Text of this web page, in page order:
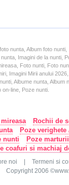
nunta, Album foto
Imagini de la nunti,
Foto nunti, Foto
Imagini Mirii anului
Albume nunta,
on-line, Poze nunti.
Rochii de
Poze
nunti
Poze
coafuri si machiaj
noi
Termeni si
Copyright 2006